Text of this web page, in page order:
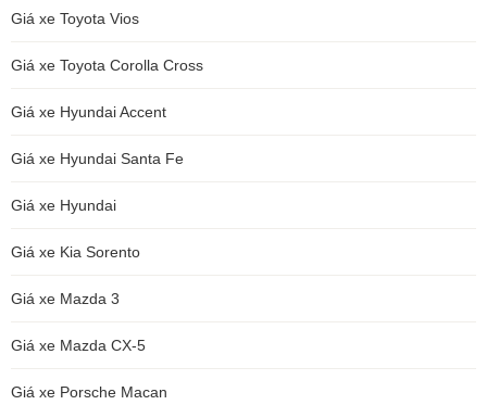
Giá xe Toyota Vios
Giá xe Toyota Corolla Cross
Giá xe Hyundai Accent
Giá xe Hyundai Santa Fe
Giá xe Hyundai
Giá xe Kia Sorento
Giá xe Mazda 3
Giá xe Mazda CX-5
Giá xe Porsche Macan